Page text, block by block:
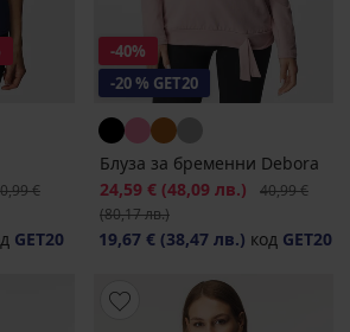
цена
€
GET20
-40%
-20 % GET20
Блуза за бременни Debora
Намаление
24,59 € (48,09 лв.)
40,99 €
(80,17 лв.)
19,67 € (38,47 лв.) код GET20